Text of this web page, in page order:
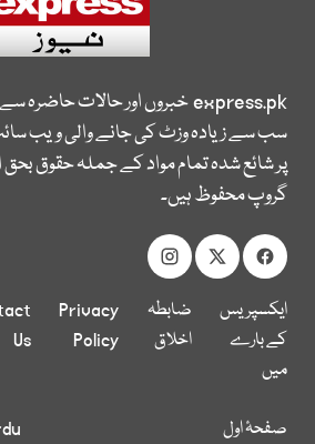
express.pkخبروں اور حالات حاضرہ
سب سے زیادہ وزٹ کی جانے والی ویب
پر شائع شدہ تمام مواد کے جملہ حقوق
گروپ محفوظ ہیں۔
ایکسپریس
کے بارے
میں
ضابطہ
اخلاق
Privacy
Policy
Us
صفحۂ اول